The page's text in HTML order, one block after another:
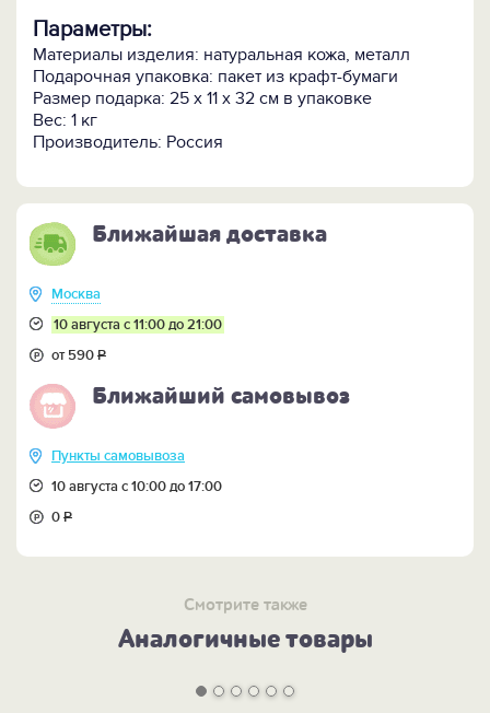
ненавязчивого хвастовства.
Фартук выполнен из первоклассной натуральной
кожив цветах формы любимой команды. Кожа
толщиной 1.2-1.5 мм - очень надёжная и практичная.
Она защитит от механических воздействий, искр и
только влажная салфетка.
Кому подарить:Мужу, отцу, сыну, свату, брату,
большому начальнику и обычному труженику –
любому болельщику Спартака с умелыми руками и
развитым чувством юмора.
ПОСМОТРИТЕ универсальный кожаный фартук
"Брутальный" >>
Параметры:
Материалы изделия: натуральная кожа, металл
Подарочная упаковка: пакет из крафт-бумаги
Размер подарка: 25 х 11 х 32 см в упаковке
Вес: 1 кг
Производитель: Россия
Ближайшая доставка
Москва
10 августа с 11:00 до 21:00
от 590Р
Ближайший самовывоз
Пункты самовывоза
10 августа с 10:00 до 17:00
0Р
Смотрите также
Аналогичные товары